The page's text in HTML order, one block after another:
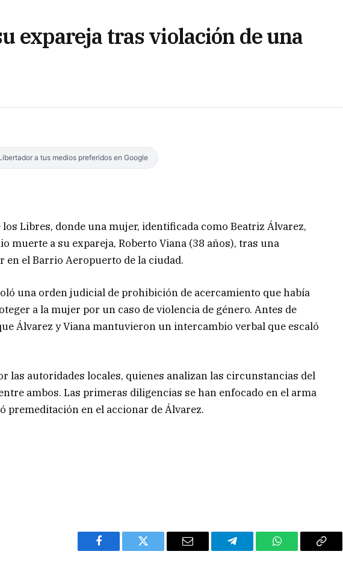
expareja tras violación de una
a tus medios preferidos en Google
Libres, donde una mujer, identificada como Beatriz Álvarez,
muerte a su expareja, Roberto Viana (38 años), tras una
el Barrio Aeropuerto de la ciudad.
una orden judicial de prohibición de acercamiento que había
a la mujer por un caso de violencia de género. Antes de
Álvarez y Viana mantuvieron un intercambio verbal que escaló
las autoridades locales, quienes analizan las circunstancias del
ambos. Las primeras diligencias se han enfocado en el arma
premeditación en el accionar de Álvarez.
Facebook Twitter Email Telegram WhatsAppCopy